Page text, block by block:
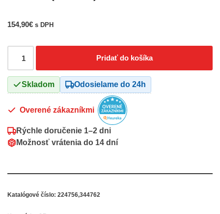
154,90€ s DPH
Pridať do košíka
Skladom Odosielame do 24h
Overené zákazníkmi
Rýchle doručenie 1–2 dni
Možnosť vrátenia do 14 dní
Katalógové číslo: 224756,344762